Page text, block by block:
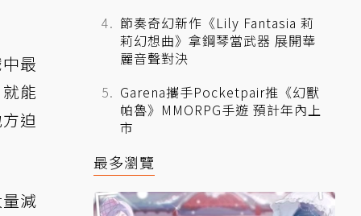
最
能
迫
減
節奏奇幻新作《Lily Fantasia 莉
莉幻想曲》拿鋼琴當武器 展開華
麗音聲對決
Garena攜手Pocketpair推《幻獸
帕魯》MMORPG手遊 預計年內上
市
最多瀏覽